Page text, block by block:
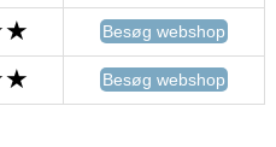
Besøg webshop
Besøg webshop